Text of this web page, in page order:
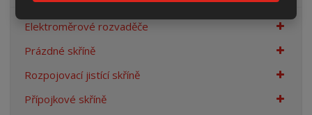
Elektroměrové rozvaděče
Prázdné skříně
Rozpojovací jistící skříně
Přípojkové skříně